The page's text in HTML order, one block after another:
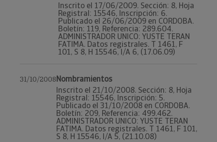
Inscrito el 17/06/2009. Sección: 8, Hoja
Registral: 15546, Inscripción: 6.
Publicado el 26/06/2009 en CORDOBA.
Boletín: 119, Referencia: 289.604.
ADMINISTRADOR UNICO: YUSTE TERAN
FATIMA. Datos registrales. T 1461, F
101, S 8, H 15546, I/A 6, (17.06.09)
31/10/2008Nombramientos
Inscrito el 21/10/2008. Sección: 8, Hoja
Registral: 15546, Inscripción: 5.
Publicado el 31/10/2008 en CORDOBA.
Boletín: 209, Referencia: 499.462.
ADMINISTRADOR UNICO: YUSTE TERAN
FATIMA. Datos registrales. T 1461, F 101,
S 8, H 15546, I/A 5, (21.10.08)